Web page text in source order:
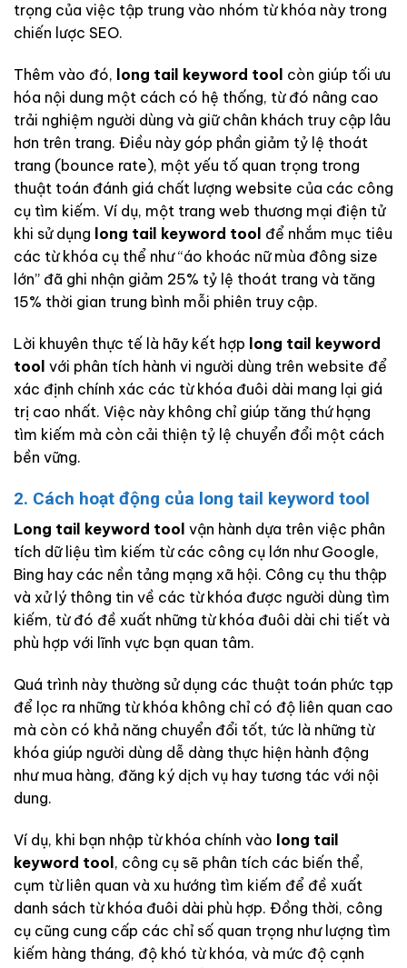
trọng của việc tập trung vào nhóm từ khóa này trong
chiến lược SEO.
Thêm vào đó, long tail keyword tool còn giúp tối ưu
hóa nội dung một cách có hệ thống, từ đó nâng cao
trải nghiệm người dùng và giữ chân khách truy cập lâu
hơn trên trang. Điều này góp phần giảm tỷ lệ thoát
trang (bounce rate), một yếu tố quan trọng trong
thuật toán đánh giá chất lượng website của các công
cụ tìm kiếm. Ví dụ, một trang web thương mại điện tử
khi sử dụng long tail keyword tool để nhắm mục tiêu
các từ khóa cụ thể như “áo khoác nữ mùa đông size
lớn” đã ghi nhận giảm 25% tỷ lệ thoát trang và tăng
15% thời gian trung bình mỗi phiên truy cập.
Lời khuyên thực tế là hãy kết hợp long tail keyword
tool với phân tích hành vi người dùng trên website để
xác định chính xác các từ khóa đuôi dài mang lại giá
trị cao nhất. Việc này không chỉ giúp tăng thứ hạng
tìm kiếm mà còn cải thiện tỷ lệ chuyển đổi một cách
bền vững.
2. Cách hoạt động của long tail keyword tool
Long tail keyword tool vận hành dựa trên việc phân
tích dữ liệu tìm kiếm từ các công cụ lớn như Google,
Bing hay các nền tảng mạng xã hội. Công cụ thu thập
và xử lý thông tin về các từ khóa được người dùng tìm
kiếm, từ đó đề xuất những từ khóa đuôi dài chi tiết và
phù hợp với lĩnh vực bạn quan tâm.
Quá trình này thường sử dụng các thuật toán phức tạp
để lọc ra những từ khóa không chỉ có độ liên quan cao
mà còn có khả năng chuyển đổi tốt, tức là những từ
khóa giúp người dùng dễ dàng thực hiện hành động
như mua hàng, đăng ký dịch vụ hay tương tác với nội
dung.
Ví dụ, khi bạn nhập từ khóa chính vào long tail
keyword tool, công cụ sẽ phân tích các biến thể,
cụm từ liên quan và xu hướng tìm kiếm để đề xuất
danh sách từ khóa đuôi dài phù hợp. Đồng thời, công
cụ cũng cung cấp các chỉ số quan trọng như lượng tìm
kiếm hàng tháng, độ khó từ khóa, và mức độ cạnh